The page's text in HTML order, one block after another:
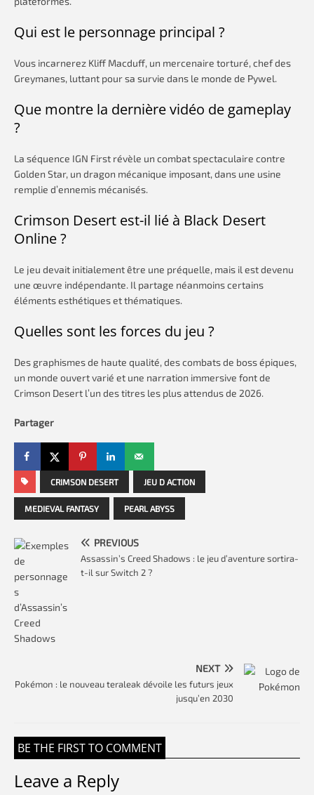
Qui est le personnage principal ?
Vous incarnerez Kliff Macduff, un mercenaire torturé, chef des
Greymanes, luttant pour sa survie dans le monde de Pywel.
Que montre la dernière vidéo de gameplay
?
La séquence IGN First révèle un combat spectaculaire contre
Golden Star, un dragon mécanique imposant, dans une usine
remplie d’ennemis mécanisés.
Crimson Desert est-il lié à Black Desert
Online ?
Le jeu devait initialement être une préquelle, mais il est devenu
une œuvre indépendante. Il partage néanmoins certains
éléments esthétiques et thématiques.
Quelles sont les forces du jeu ?
Des graphismes de haute qualité, des combats de boss épiques,
un monde ouvert varié et une narration immersive font de
Crimson Desert l’un des titres les plus attendus de 2026.
Partager
CRIMSON DESERT JEU D ACTION
MEDIEVAL FANTASY PEARL ABYSS
PREVIOUS
Assassin’s Creed Shadows : le jeu d’aventure sortira-
t-il sur Switch 2 ?
NEXT
Pokémon : le nouveau teraleak dévoile les futurs jeux
jusqu’en 2030
BE THE FIRST TO COMMENT
Leave a Reply